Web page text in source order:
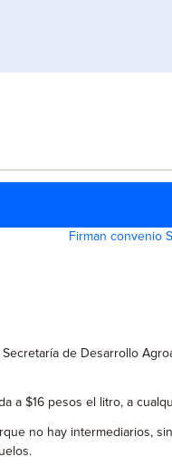
Firman convenio
de Desarrollo
a $16 pesos el litro, a
no hay intermediarios,